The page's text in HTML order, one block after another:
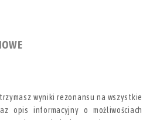
wyniki rezonansu na wszystkie
opis informacyjny o możliwościach